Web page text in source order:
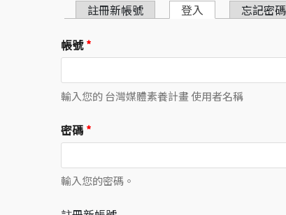
主要索引標籤
註冊新帳號 登入 (作用中頁籤)
忘記密
帳號*
輸入您的 台灣媒體素養計畫 使用者名稱
密碼 *
輸入您的密碼。